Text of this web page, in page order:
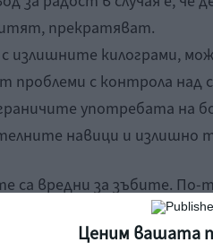
Ценим вашата
прекратяват.
излишните килограми,
с контрола над
употребата на
навици и излишно
са вредни за зъбите. По-
на кариеси. Затова е
хапването на бонбони –